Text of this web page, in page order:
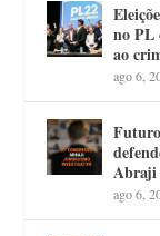
no PL
ao
ago 6,
Abraji
ago 6,